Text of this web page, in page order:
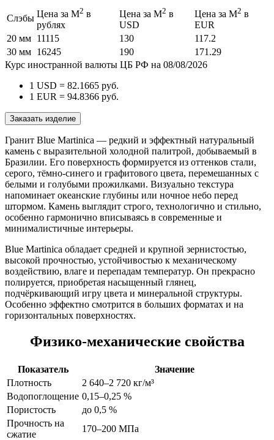
Слэбы Цена за М2 в
рублях
Цена за М2 в
USD
Цена за М2 в
EUR
20 мм 11115 130
117.2
30 мм 16245 190
171.29
Курс иностранной валюты ЦБ РФ на 08/08/2026
1 USD = 82.1665 руб.
1 EUR = 94.8366 руб.
Заказать изделие
Гранит Blue Martinica — редкий и эффектный натуральный
камень с выразительной холодной палитрой, добываемый в
Бразилии. Его поверхность формируется из оттенков стали,
серого, тёмно-синего и графитового цвета, перемешанных с
белыми и голубыми прожилками. Визуально текстура
напоминает океанские глубины или ночное небо перед
штормом. Камень выглядит строго, технологично и стильно,
особенно гармонично вписываясь в современные и
минималистичные интерьеры.
Blue Martinica обладает средней и крупной зернистостью,
высокой прочностью, устойчивостью к механическому
воздействию, влаге и перепадам температур. Он прекрасно
полируется, приобретая насыщенный глянец,
подчёркивающий игру цвета и минеральной структуры.
Особенно эффектно смотрится в больших форматах и на
горизонтальных поверхностях.
Физико-механические свойства
Показатель
Значение
Плотность
2 640–2 720 кг/м³
Водопоглощение 0,15–0,25 %
Пористость
до 0,5 %
Прочность на
сжатие
170–200 МПа